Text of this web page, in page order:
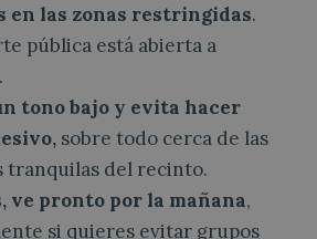
en las zonas restringidas.
pública está abierta a
tono bajo y evita hacer
sobre todo cerca de las
tranquilas del recinto.
ve pronto por la mañana,
si quieres evitar grupos